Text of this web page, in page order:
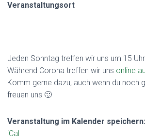
Veranstaltungsort
Jeden Sonntag treffen wir uns um 15
Während Corona treffen wir uns online
Komm gerne dazu, auch wenn du noch
freuen uns 🙂
Veranstaltung im Kalender speichern:
iCal